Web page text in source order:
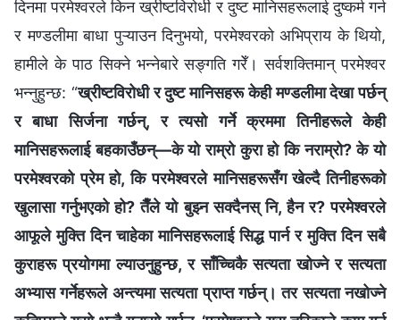
दिनमा परमेश्‍वरले किन ख्रीष्टविरोधी र दुष्ट मानिसहरूलाई दुष्कर्म गर्न
र मण्डलीमा बाधा पुऱ्याउन दिनुभयो, परमेश्‍वरको अभिप्राय के थियो,
हामीले के पाठ सिक्ने भन्‍नेबारे सङ्गति गरेँ। सर्वशक्तिमान्‌ परमेश्‍वर
भन्‍नुहुन्छ: “ख्रीष्टविरोधी र दुष्ट मानिसहरू केही मण्डलीमा देखा पर्छन्
र बाधा सिर्जना गर्छन्, र त्यसो गर्ने क्रममा तिनीहरूले केही
मानिसहरूलाई बहकाउँछन्—के यो राम्रो कुरा हो कि नराम्रो? के यो
परमेश्‍वरको प्रेम हो, कि परमेश्‍वरले मानिसहरूसँग खेल्दै तिनीहरूको
खुलासा गर्नुभएको हो? तैँले यो बुझ्न सक्दैनस् नि, हैन र? परमेश्‍वरले
आफूले मुक्ति दिन चाहेका मानिसहरूलाई सिद्ध पार्न र मुक्ति दिन सबै
कुराहरू प्रयोगमा ल्याउनुहुन्छ, र साँच्चिकै सत्यता खोज्ने र सत्यता
अभ्यास गर्नेहरूले अन्त्यमा सत्यता प्राप्त गर्छन्। तर सत्यता नखोज्ने